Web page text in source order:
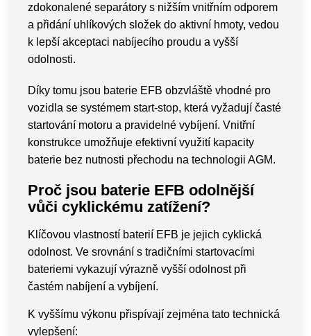
zdokonalené separátory s nižším vnitřním odporem
a přidání uhlíkových složek do aktivní hmoty, vedou
k lepší akceptaci nabíjecího proudu a vyšší
odolnosti.
Díky tomu jsou baterie EFB obzvláště vhodné pro
vozidla se systémem start-stop, která vyžadují časté
startování motoru a pravidelné vybíjení. Vnitřní
konstrukce umožňuje efektivní využití kapacity
baterie bez nutnosti přechodu na technologii AGM.
Proč jsou baterie EFB odolnější
vůči cyklickému zatížení?
Klíčovou vlastností baterií EFB je jejich cyklická
odolnost. Ve srovnání s tradičními startovacími
bateriemi vykazují výrazně vyšší odolnost při
častém nabíjení a vybíjení.
K vyššímu výkonu přispívají zejména tato technická
vylepšení: